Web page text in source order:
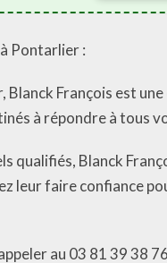
Pontarlier :
François est
à répondre à tous
qualifiés, Blanck
leur faire confiance
au 03 81 39 38